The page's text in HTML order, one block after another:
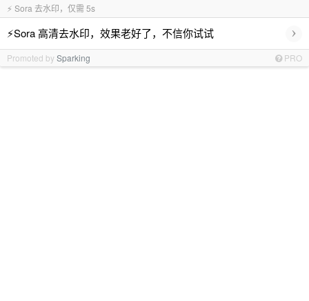
⚡ Sora 去水印，仅需 5s
⚡Sora 高清去水印，效果老好了，不信你试试 ›
Promoted bySparking PRO